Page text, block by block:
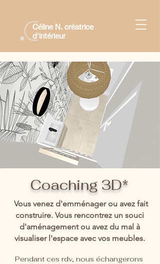
Céline N. créatrice
d'intérieur
Coaching 3D*
Vous venez d'emménager ou avez fait
construire. Vous rencontrez un souci
d'aménagement ou avez du mal à
visualiser l'espace avec vos meubles.
Pendant ces rdv, nous échangerons